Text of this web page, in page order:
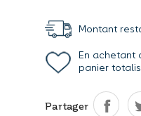
Montant
En achetant
panier
Partager